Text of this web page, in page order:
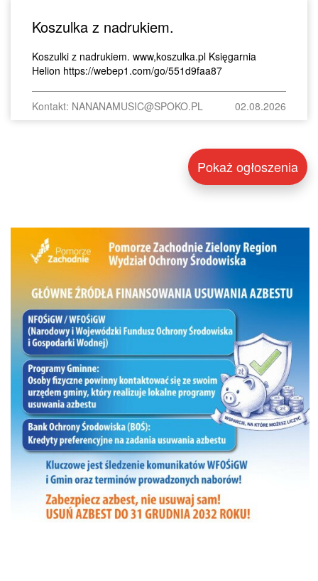
Koszulka z nadrukiem.
Koszulki z nadrukiem. www,koszulka.pl Księgarnia
Helion https://webep1.com/go/551d9faa87
Kontakt: NANANAMUSIC@SPOKO.PL 02.08.2026
Pokaż ogłoszenia